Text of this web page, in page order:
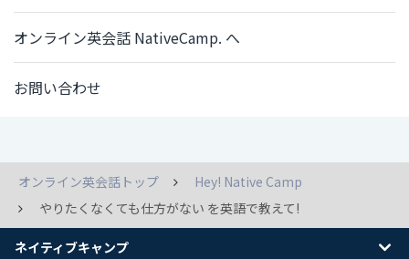
オンライン英会話 NativeCamp. へ
お問い合わせ
オンライン英会話トップ
Hey! Native Camp
やりたくなくても仕方がない を英語で教えて!
ネイティブキャンプ